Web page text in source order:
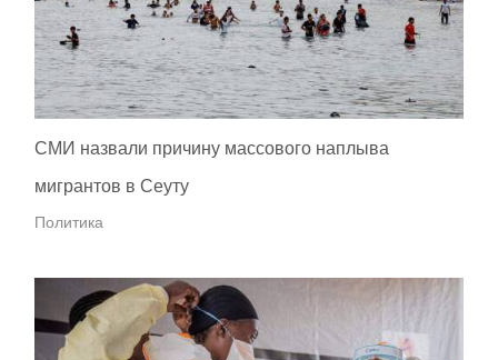
СМИ назвали причину массового наплыва
мигрантов в Сеуту
Политика